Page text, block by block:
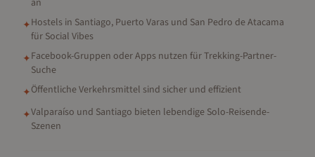
an
✦Hostels in Santiago, Puerto Varas und San Pedro de Atacama
für Social Vibes
✦Facebook-Gruppen oder Apps nutzen für Trekking-Partner-
Suche
✦Öffentliche Verkehrsmittel sind sicher und effizient
✦Valparaíso und Santiago bieten lebendige Solo-Reisende-
Szenen